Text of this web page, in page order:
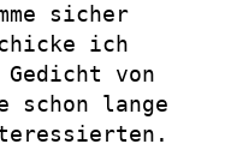
sicher
ich
von
schon lange